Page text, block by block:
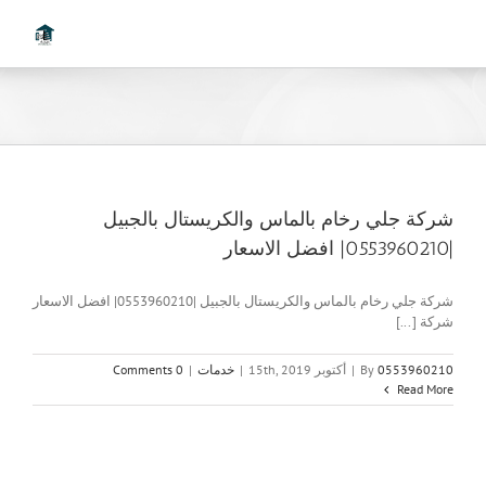
شركة جلي رخام بالماس والكريستال بالجبيل
|0553960210| افضل الاسعار
شركة جلي رخام بالماس والكريستال بالجبيل |0553960210| افضل الاسعار
شركة [...]
By 0553960210
| أكتوبر 15th, 2019 | خدمات |
0 Comments
Read More